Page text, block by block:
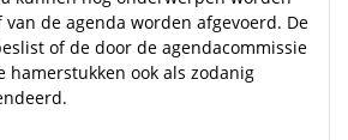
van de agenda worden afgevoerd. De
of de door de agendacommissie
hamerstukken ook als zodanig